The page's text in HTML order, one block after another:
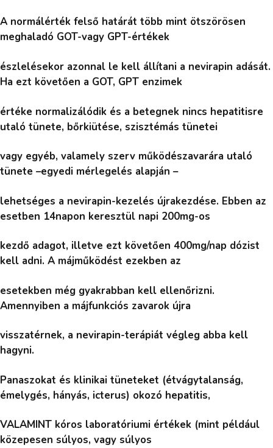
A normálérték felső határát több mint ötszörösen
meghaladó GOT-vagy GPT-értékek
észlelésekor azonnal le kell állítani a nevirapin adását.
Ha ezt követően a GOT, GPT enzimek
értéke normalizálódik és a betegnek nincs hepatitisre
utaló tünete, bőrkiütése, szisztémás tünetei
vagy egyéb, valamely szerv működészavarára utaló
tünete –egyedi mérlegelés alapján –
lehetséges a nevirapin-kezelés újrakezdése. Ebben az
esetben 14napon keresztül napi 200mg-os
kezdő adagot, illetve ezt követően 400mg/nap dózist
kell adni. A májműködést ezekben az
esetekben még gyakrabban kell ellenőrizni.
Amennyiben a májfunkciós zavarok újra
visszatérnek, a nevirapin-terápiát végleg abba kell
hagyni.
Panaszokat és klinikai tüneteket (étvágytalanság,
émelygés, hányás, icterus) okozó hepatitis,
VALAMINT kóros laboratóriumi értékek (mint például
közepesen súlyos, vagy súlyos